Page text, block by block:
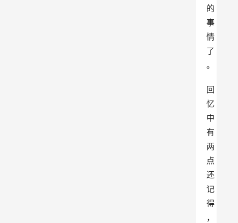
的
事
情
了
。
回
忆
中
有
两
点
还
记
得
，